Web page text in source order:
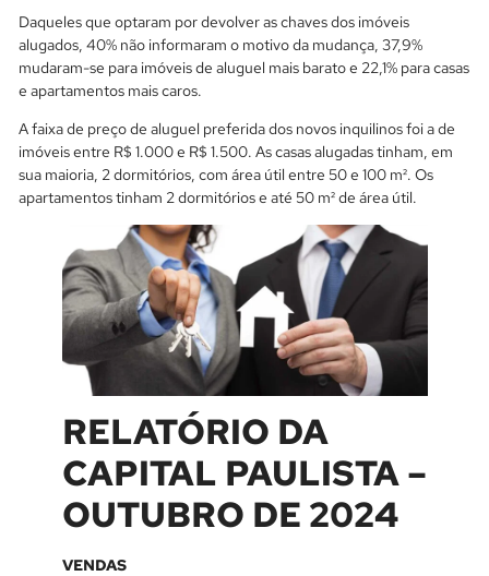
Daqueles que optaram por devolver as chaves dos imóveis
alugados, 40% não informaram o motivo da mudança, 37,9%
mudaram-se para imóveis de aluguel mais barato e 22,1% para casas
e apartamentos mais caros.
A faixa de preço de aluguel preferida dos novos inquilinos foi a de
imóveis entre R$ 1.000 e R$ 1.500. As casas alugadas tinham, em
sua maioria, 2 dormitórios, com área útil entre 50 e 100 m². Os
apartamentos tinham 2 dormitórios e até 50 m² de área útil.
RELATÓRIO DA
CAPITAL PAULISTA –
OUTUBRO DE 2024
VENDAS